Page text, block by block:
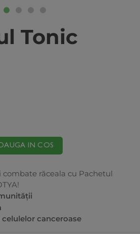
Tonic
IN COS
răceala cu Pachetul
canceroase